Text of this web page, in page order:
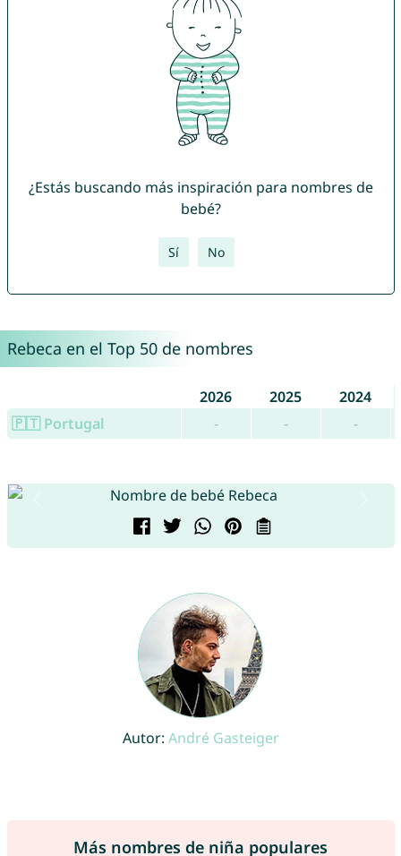
¿Estás buscando más inspiración para nombres de
bebé?
Sí No
Rebeca en el Top 50 de nombres
2026 2025
2024
🇵🇹 Portugal
- - -
Autor: André Gasteiger
Más nombres de niña populares